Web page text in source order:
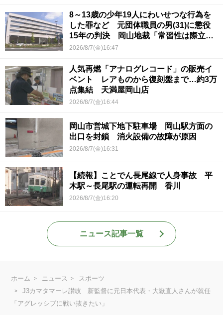
8～13歳の少年19人にわいせつな行為を
した罪など 元団体職員の男(31)に懲役
15年の判決 岡山地裁「常習性は際立っ
ていて被害結果も非常に重い」
2026/8/7(金)16:47
人気再燃「アナログレコード」の販売イ
ベント レアものから復刻盤まで…約3万
点集結 天満屋岡山店
2026/8/7(金)16:44
岡山市営城下地下駐車場 岡山駅方面の
出口を封鎖 消火設備の故障が原因
2026/8/7(金)16:31
【続報】ことでん長尾線で人身事故 平
木駅～長尾駅の運転再開 香川
2026/8/7(金)16:20
ニュース記事一覧
ホーム ニュース
スポーツ
J3カマタマーレ讃岐 新監督に元日本代表・大嶽直人さんが就任
「アグレッシブに戦い抜きたい」